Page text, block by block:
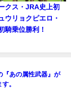
クス・JRA史上初
ウリョクピエロ・
騎乗位勝利！
『あの属性武器』が
。